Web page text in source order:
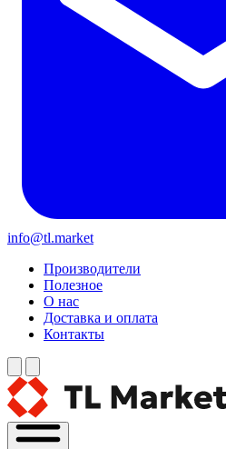
info@tl.market
Производители
Полезное
О нас
Доставка и оплата
Контакты